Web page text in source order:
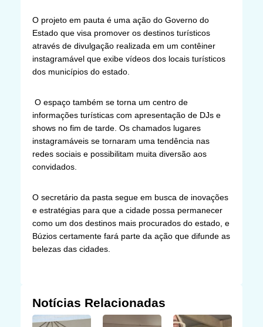
O projeto em pauta é uma ação do Governo do
Estado que visa promover os destinos turísticos
através de divulgação realizada em um contêiner
instagramável que exibe vídeos dos locais turísticos
dos municípios do estado.
O espaço também se torna um centro de
informações turísticas com apresentação de DJs e
shows no fim de tarde. Os chamados lugares
instagramáveis se tornaram uma tendência nas
redes sociais e possibilitam muita diversão aos
convidados.
O secretário da pasta segue em busca de inovações
e estratégias para que a cidade possa permanecer
como um dos destinos mais procurados do estado, e
Búzios certamente fará parte da ação que difunde as
belezas das cidades.
Notícias Relacionadas